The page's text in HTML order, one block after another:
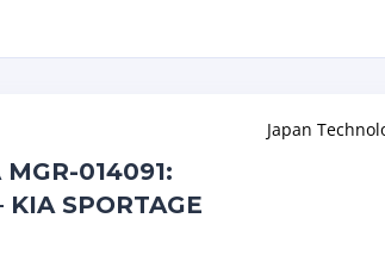
014091:
SPORTAGE
Japan